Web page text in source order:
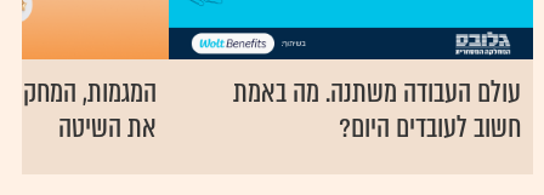
עולם העבודה משתנה. מה באמת
חשוב לעובדים היום?
המגמות,
את השיטה